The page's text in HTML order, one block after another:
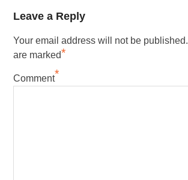
Leave a Reply
Your email address will not be published.
are marked*
Comment*